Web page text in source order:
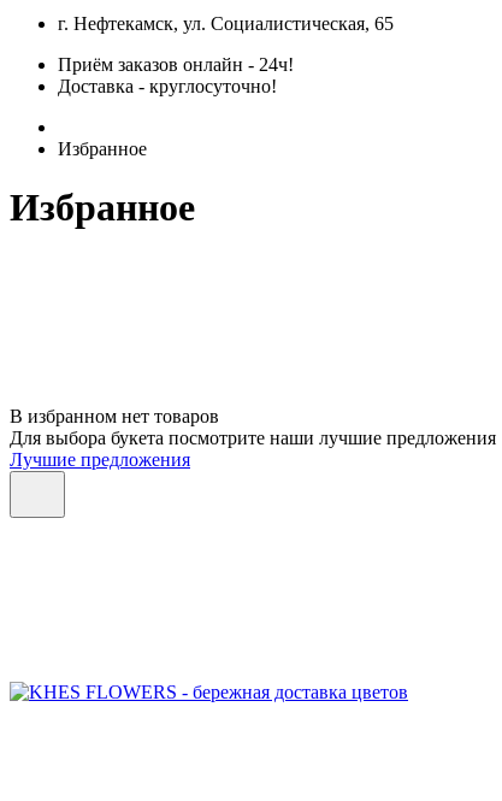
г. Нефтекамск, ул. Социалистическая, 65
Приём заказов онлайн - 24ч!
Доставка - круглосуточно!
Избранное
Избранное
В избранном нет товаров
Для выбора букета посмотрите наши лучшие предложения
Лучшие предложения